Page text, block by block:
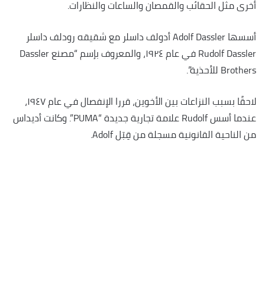
أخرى مثل الحقائب والقمصان والساعات والنظارات.
أسسها Adolf Dassler أدولف داسلر مع شقيقه رودلف داسلر
Rudolf Dassler في عام ١٩٢٤، والمعروف بإسم “مصنع Dassler
Brothers للأحذية”.
لاحقًا بسبب النزاعات بين الأخوين، قررا الإنفصال في عام ١٩٤٧،
عندما أسس Rudolf علامة تجارية جديدة “PUMA”. وكانت أديداس
من الناحية القانونية مسجلة من قِبَل Adolf.